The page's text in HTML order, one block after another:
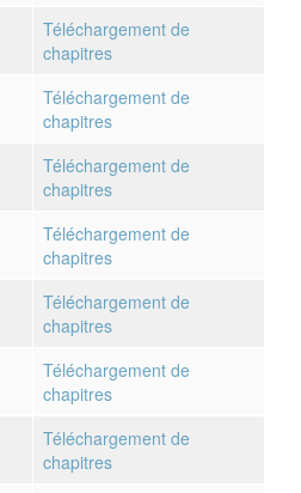
Téléchargement de
chapitres
Téléchargement de
chapitres
Téléchargement de
chapitres
Téléchargement de
chapitres
Téléchargement de
chapitres
Téléchargement de
chapitres
Téléchargement de
chapitres